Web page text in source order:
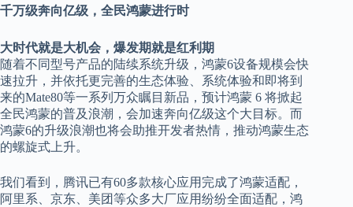
千万级奔向亿级，全民鸿蒙进行时
大时代就是大机会，爆发期就是红利期
随着不同型号产品的陆续系统升级，鸿蒙6设备规模会快
速拉升， 并依托更完善的生态体验、系统体验和即将到
来的Mate80等一系列万众瞩目新品， 预计鸿蒙 6 将掀起
全民鸿蒙的普及浪潮， 会加速奔向亿级这个大目标。 而
鸿蒙6的升级浪潮也将会助推开发者热情，推动鸿蒙生态
的螺旋式上升。
我们看到，腾讯已有60多款核心应用完成了鸿蒙适配，
阿里系、京东、美团等众多大厂应用纷纷全面适配， 鸿